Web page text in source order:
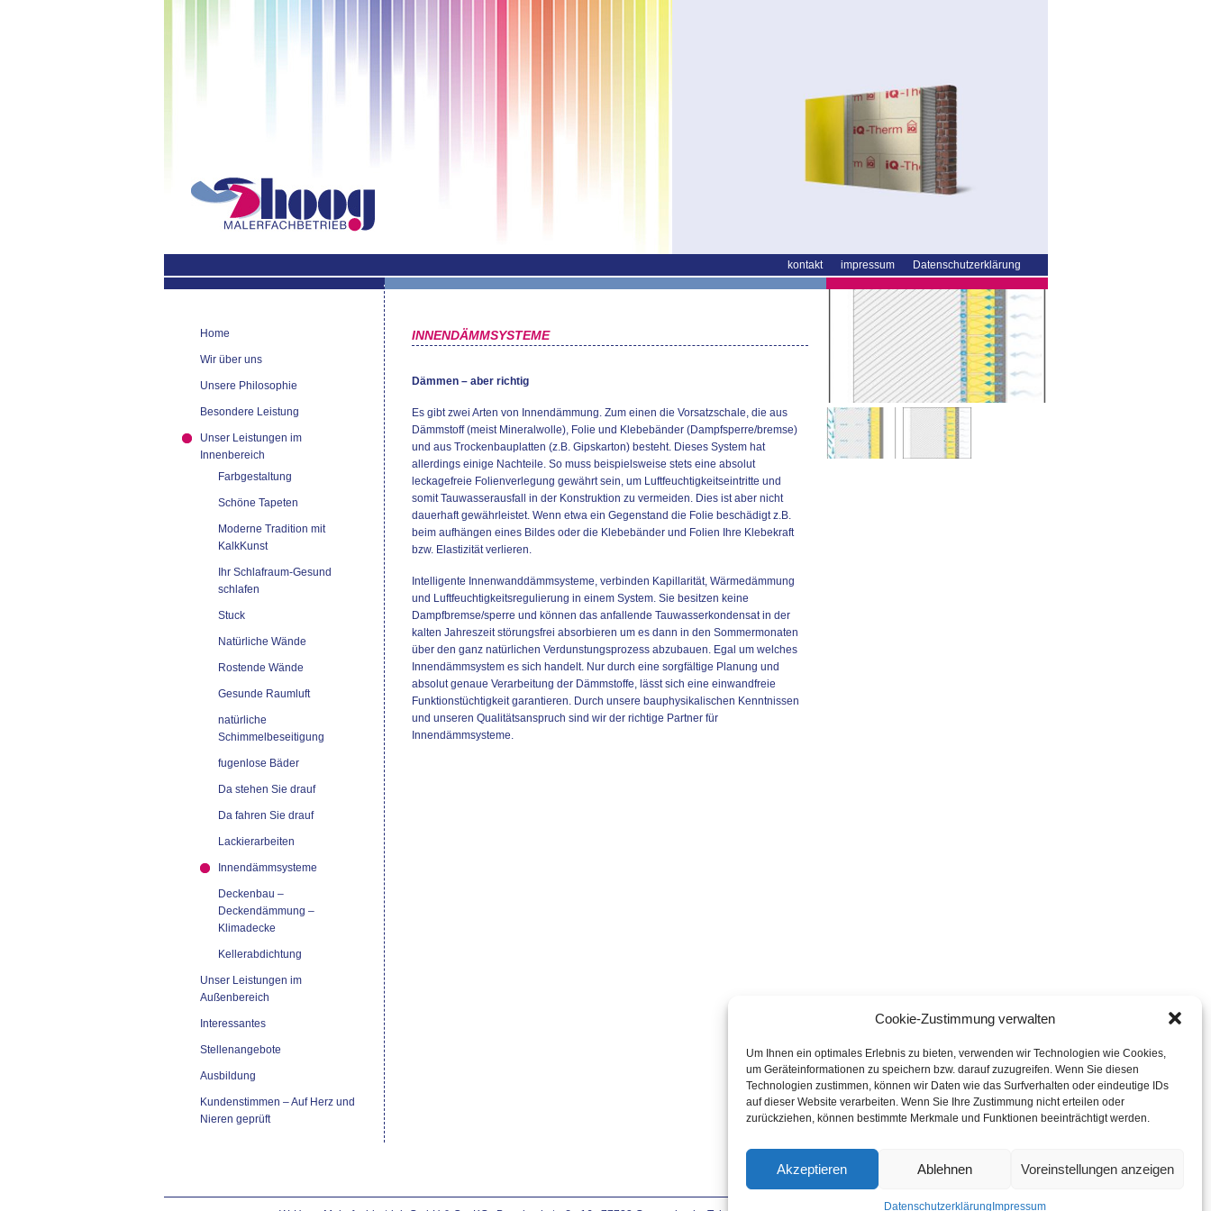
Cookie-Zustimmung verwalten
Um Ihnen ein optimales Erlebnis zu bieten, verwenden wir Technologien wie Cookies,
um Geräteinformationen zu speichern bzw. darauf zuzugreifen. Wenn Sie diesen
Technologien zustimmen, können wir Daten wie das Surfverhalten oder eindeutige IDs
auf dieser Website verarbeiten. Wenn Sie Ihre Zustimmung nicht erteilen oder
zurückziehen, können bestimmte Merkmale und Funktionen beeinträchtigt werden.
Akzeptieren Ablehnen Voreinstellungen anzeigen
Datenschutzerklärung Impressum
kontakt impressum Datenschutzerklärung
Home
Wir über uns
Unsere Philosophie
Besondere Leistung
Unser Leistungen im
Innenbereich
Farbgestaltung
Schöne Tapeten
Moderne Tradition mit
KalkKunst
Ihr Schlafraum-Gesund
schlafen
Stuck
Natürliche Wände
Rostende Wände
Gesunde Raumluft
natürliche
Schimmelbeseitigung
fugenlose Bäder
Da stehen Sie drauf
Da fahren Sie drauf
Lackierarbeiten
Innendämmsysteme
Deckenbau –
Deckendämmung –
Klimadecke
Kellerabdichtung
Unser Leistungen im
Außenbereich
Interessantes
Stellenangebote
Ausbildung
Kundenstimmen – Auf Herz und
Nieren geprüft
INNENDÄMMSYSTEME
Dämmen – aber richtig
Es gibt zwei Arten von Innendämmung. Zum einen die Vorsatzschale, die aus
Dämmstoff (meist Mineralwolle), Folie und Klebebänder (Dampfsperre/bremse)
und aus Trockenbauplatten (z.B. Gipskarton) besteht. Dieses System hat
allerdings einige Nachteile. So muss beispielsweise stets eine absolut
leckagefreie Folienverlegung gewährt sein, um Luftfeuchtigkeitseintritte und
somit Tauwasserausfall in der Konstruktion zu vermeiden. Dies ist aber nicht
dauerhaft gewährleistet. Wenn etwa ein Gegenstand die Folie beschädigt z.B.
beim aufhängen eines Bildes oder die Klebebänder und Folien Ihre Klebekraft
bzw. Elastizität verlieren.
Intelligente Innenwanddämmsysteme, verbinden Kapillarität, Wärmedämmung
und Luftfeuchtigkeitsregulierung in einem System. Sie besitzen keine
Dampfbremse/sperre und können das anfallende Tauwasserkondensat in der
kalten Jahreszeit störungsfrei absorbieren um es dann in den Sommermonaten
über den ganz natürlichen Verdunstungsprozess abzubauen. Egal um welches
Innendämmsystem es sich handelt. Nur durch eine sorgfältige Planung und
absolut genaue Verarbeitung der Dämmstoffe, lässt sich eine einwandfreie
Funktionstüchtigkeit garantieren. Durch unsere bauphysikalischen Kenntnissen
und unseren Qualitätsanspruch sind wir der richtige Partner für
Innendämmsysteme.